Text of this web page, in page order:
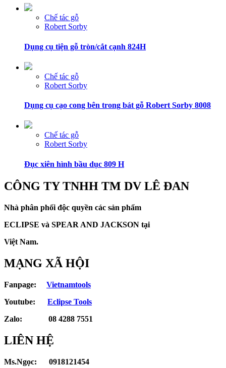
Chế tác gỗ
Robert Sorby
Dụng cụ tiện gỗ tròn/cắt cạnh 824H
Chế tác gỗ
Robert Sorby
Dụng cụ cạo cong bên trong bát gỗ Robert Sorby 8008
Chế tác gỗ
Robert Sorby
Đục xiên hình bầu dục 809 H
CÔNG TY TNHH TM DV LÊ ĐAN
Nhà phân phối độc quyền các sản phẩm
ECLIPSE và SPEAR AND JACKSON tại
Việt Nam.
MẠNG XÃ HỘI
Fanpage: Vietnamtools
Youtube: Eclipse Tools
Zalo: 08 4288 7551
LIÊN HỆ
Ms.Ngọc: 0918121454